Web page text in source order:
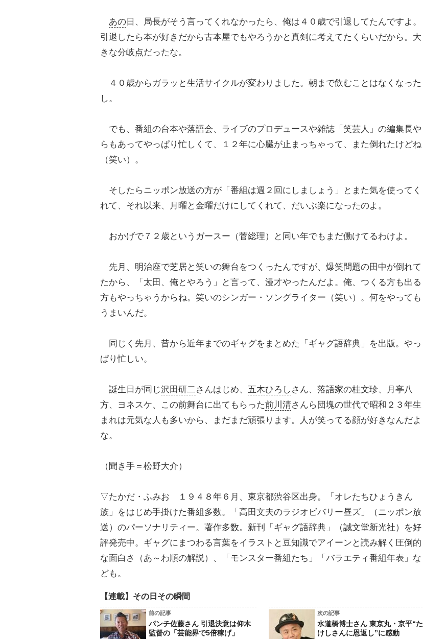
あの 日、局長がそう言ってくれなかったら、俺は４０歳で引退してたんですよ。
引退したら本が好きだから古本屋でもやろうかと真剣に考えてたくらいだから。大
きな分岐点だったな。
４０歳からガラッと生活サイクルが変わりました。朝まで飲むことはなくなった
し。
でも、番組の台本や落語会、ライブのプロデュースや雑誌「笑芸人」の編集長や
らもあってやっぱり忙しくて、１２年に心臓が止まっちゃって、また倒れたけどね
（笑い）。
そしたらニッポン放送の方が「番組は週２回にしましょう」とまた気を使ってく
れて、それ以来、月曜と金曜だけにしてくれて、だいぶ楽になったのよ。
おかげで７２歳というガースー（菅総理）と同い年でもまだ働けてるわけよ。
先月、明治座で芝居と笑いの舞台をつくったんですが、爆笑問題の田中が倒れて
たから、「太田、俺とやろう」と言って、漫才やったんだよ。俺、つくる方も出る
方もやっちゃうからね。笑いのシンガー・ソングライター（笑い）。何をやっても
うまいんだ。
同じく先月、昔から近年までのギャグをまとめた「ギャグ語辞典」を出版。やっ
ぱり忙しい。
誕生日が同じ沢田研二さんはじめ、 五木ひろし さん、落語家の桂文珍、月亭八
方、ヨネスケ、この前舞台に出てもらった前川清さんら団塊の世代で昭和２３年生
まれは元気な人も多いから、まだまだ頑張ります。人が笑ってる顔が好きなんだよ
な。
（聞き手＝松野大介）
▽たかだ・ふみお １９４８年６月、東京都渋谷区出身。「オレたちひょうきん
族」をはじめ手掛けた番組多数。「高田文夫のラジオビバリー昼ズ」（ニッポン放
送）のパーソナリティー。著作多数。新刊「ギャグ語辞典」（誠文堂新光社）を好
評発売中。ギャグにまつわる言葉をイラストと豆知識でアイーンと読み解く圧倒的
な面白さ（あ～わ順の解説）、「モンスター番組たち」「バラエティ番組年表」な
ども。
【連載】その日その瞬間
前の記事
パンチ佐藤さん 引退決意は仰木
監督の「芸能界で5倍稼げ」
次の記事
水道橋博士さん 東京丸・京平“た
けしさんに恩返し”に感動